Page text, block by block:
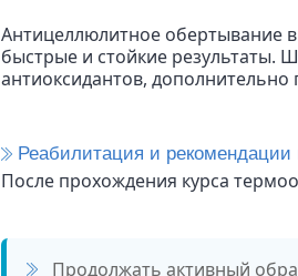
Антицеллюлитное обертывание
быстрые и стойкие результаты.
антиоксидантов, дополнительно
Реабилитация и рекомендации
После прохождения курса
Продолжать активный